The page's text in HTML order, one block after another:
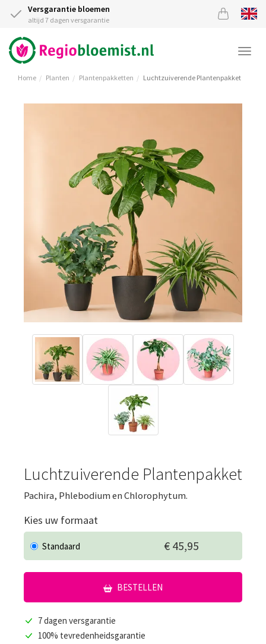
Versgarantie bloemen
altijd 7 dagen versgarantie
Home Planten Plantenpakketten Luchtzuiverende Plantenpakket
Luchtzuiverende Plantenpakket
Pachira, Phlebodium en Chlorophytum.
Kies uw formaat
Standaard € 45,95
BESTELLEN
7 dagen versgarantie
100% tevredenheidsgarantie